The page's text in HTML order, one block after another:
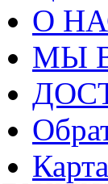
О
МЫ